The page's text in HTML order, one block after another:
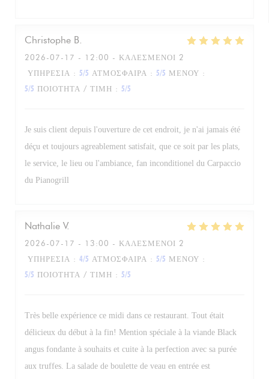
Christophe B
2026-07-17 - 12:00 - ΚΑΛΕΣΜΈΝΟΙ 2
ΥΠΗΡΕΣΊΑ : 5/5 ΑΤΜΌΣΦΑΙΡΑ : 5/5 ΜΕΝΟΎ :
5/5 ΠΟΙΌΤΗΤΑ / ΤΙΜΉ : 5/5
Je suis client depuis l'ouverture de cet endroit, je n'ai jamais été
déçu et toujours agreablement satisfait, que ce soit par les plats,
le service, le lieu ou l'ambiance, fan inconditionel du Carpaccio
du Pianogrill
Nathalie V
2026-07-17 - 13:00 - ΚΑΛΕΣΜΈΝΟΙ 2
ΥΠΗΡΕΣΊΑ : 4/5 ΑΤΜΌΣΦΑΙΡΑ : 5/5 ΜΕΝΟΎ :
5/5 ΠΟΙΌΤΗΤΑ / ΤΙΜΉ : 5/5
Très belle expérience ce midi dans ce restaurant. Tout était
délicieux du début à la fin! Mention spéciale à la viande Black
angus fondante à souhaits et cuite à la perfection avec sa purée
aux truffes. La salade de boulette de veau en entrée est